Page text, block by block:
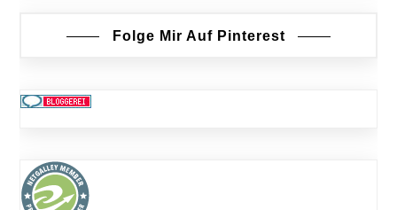
Folge Mir Auf Pinterest